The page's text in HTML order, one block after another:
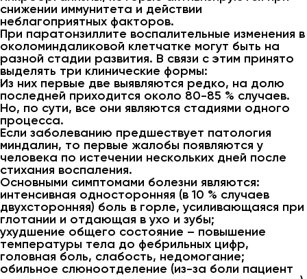
снижении иммунитета и действии
неблагоприятных факторов.
При паратонзиллите воспалительные изменения в
околоминдаликовой клетчатке могут быть на
разной стадии развития. В связи с этим принято
выделять три клинические формы:
Из них первые две выявляются редко, на долю
последней приходится около 80-85 % случаев.
Но, по сути, все они являются стадиями одного
процесса.
Если заболеванию предшествует патология
миндалин, то первые жалобы появляются у
человека по истечении нескольких дней после
стихания воспаления.
Основными симптомами болезни являются:
интенсивная односторонняя (в 10 % случаев
двухсторонняя) боль в горле, усиливающаяся при
глотании и отдающая в ухо и зубы;
ухудшение общего состояние – повышение
температуры тела до фебрильных цифр,
головная боль, слабость, недомогание;
обильное слюноотделение (из-за боли пациент